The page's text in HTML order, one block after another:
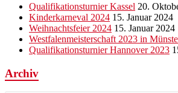
Qualifikationsturnier Kassel 20.
Kinderkarneval 2024 15. Januar 2024
Weihnachtsfeier 2024 15. Januar 2024
Westfalenmeisterschaft 2023 in
Qualifikationsturnier Hannover 2023
Archiv